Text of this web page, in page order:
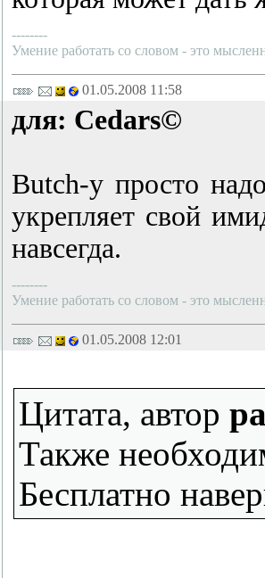
--------
Умение работать со словом - это
01.05.2008 11:58
для: Cedars©
Butch-у просто
укрепляет свой
навсегда.
--------
Умение работать со словом - это
01.05.2008 12:01
Цитата, автор
Также
Бесплатно